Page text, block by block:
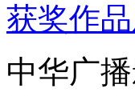
获奖作
中华广